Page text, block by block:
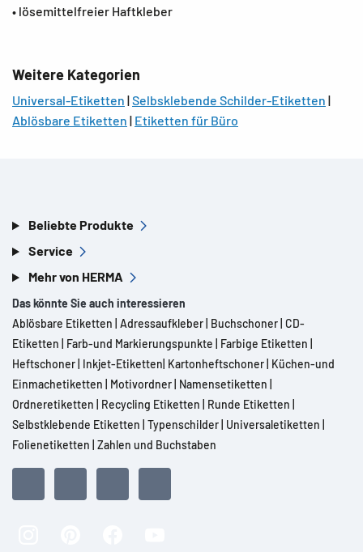
• lösemittelfreier Haftkleber
Weitere Kategorien
Universal-Etiketten |Selbsklebende Schilder-Etiketten |
Ablösbare Etiketten | Etiketten für Büro
Beliebte Produkte
Service
Mehr von HERMA
Das könnte Sie auch interessieren
Ablösbare Etiketten Adressaufkleber Buchschoner CD-
Etiketten
Farb-und Markierungspunkte Farbige Etiketten
Heftschoner Inkjet-Etiketten Kartonheftschoner Küchen-und
Einmachetiketten
Motivordner Namensetiketten
Ordneretiketten
Recycling Etiketten Runde Etiketten
Selbstklebende Etiketten Typenschilder Universaletiketten
Folienetiketten Zahlen und Buchstaben